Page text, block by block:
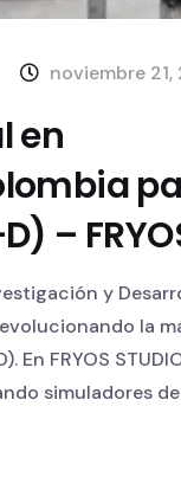
noviembre
en
–
y
la
FRYOS
simuladores de